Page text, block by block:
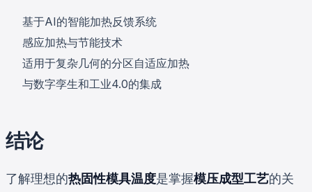
基于AI的智能加热反馈系统
感应加热与节能技术
适用于复杂几何的分区自适应加热
与数字孪生和工业4.0的集成
结论
了解理想的热固性模具温度是掌握模压成型工艺的关